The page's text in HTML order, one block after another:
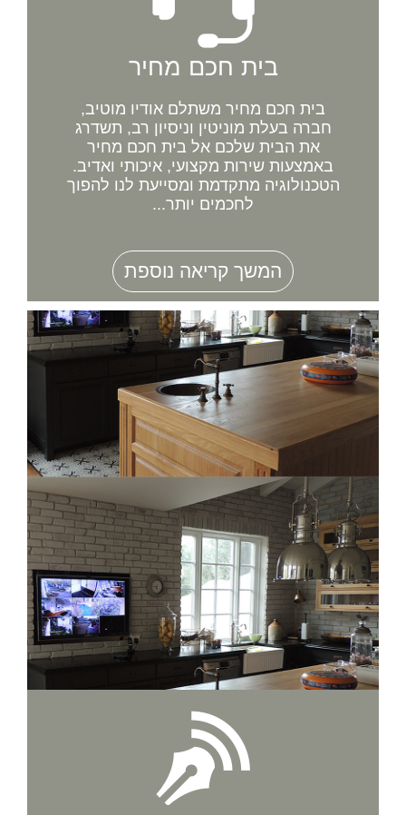
בית חכם מחיר
בית חכם מחיר משתלם אודיו מוטיב,
חברה בעלת מוניטין וניסיון רב, תשדרג
את הבית שלכם אל בית חכם מחיר
באמצעות שירות מקצועי, איכותי ואדיב.
הטכנולוגיה מתקדמת ומסייעת לנו להפוך
לחכמים יותר...
המשך קריאה נוספת